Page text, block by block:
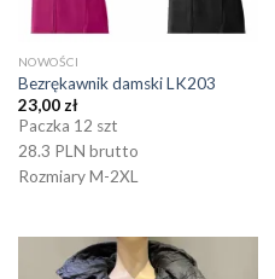
NOWOŚCI
Bezrękawnik damski LK203
23,00 zł
Paczka 12 szt
28.3 PLN brutto
Rozmiary M-2XL